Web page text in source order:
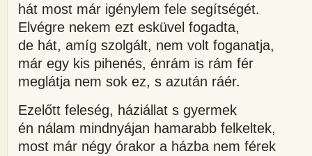
hát most már igénylem fele segítségét.
Elvégre nekem ezt esküvel fogadta,
de hát, amíg szolgált, nem volt foganatja,
már egy kis pihenés, énrám is rám fér
meglátja nem sok ez, s azután ráér.
Ezelőtt feleség, háziállat s gyermek
én nálam mindnyájan hamarabb felkeltek,
most már négy órakor a házba nem férek